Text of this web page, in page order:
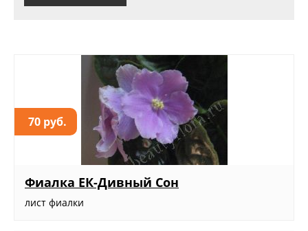
70 руб.
Фиалка ЕК-Дивный Сон
лист фиалки